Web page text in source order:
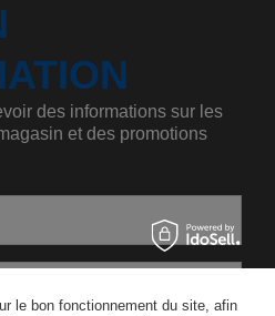
des informations sur les
et des promotions
le bon fonctionnement du site, afin